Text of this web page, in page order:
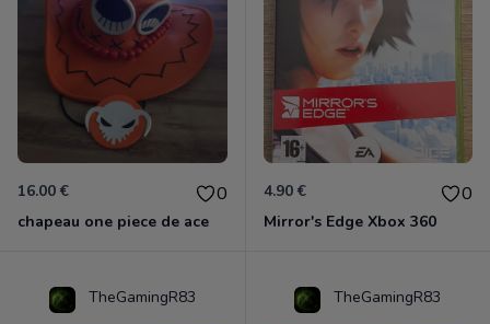
16.00 € 0
chapeau one piece de ace
4.90 € 0
Mirror's Edge Xbox 360
TheGamingR83 TheGamingR83